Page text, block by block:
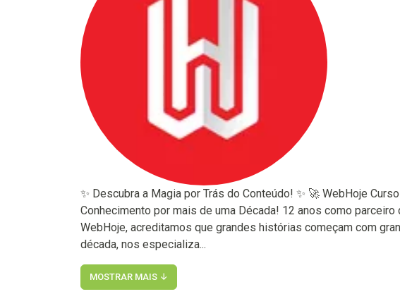
✨ Descubra a Magia por Trás do Conteúdo! ✨ 🚀 WebHoje
Conhecimento por mais de uma Década! 12 anos como parceiro
WebHoje, acreditamos que grandes histórias começam com
década, nos especializa...
MOSTRAR MAIS ↓